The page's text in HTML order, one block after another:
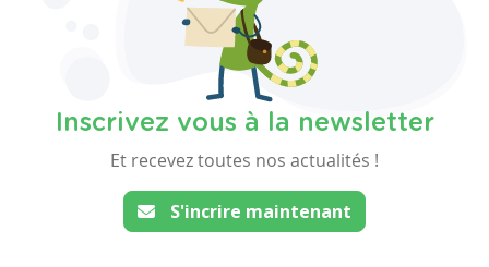
Inscrivez vous à la newsletter
Et recevez toutes nos actualités !
S'incrire maintenant